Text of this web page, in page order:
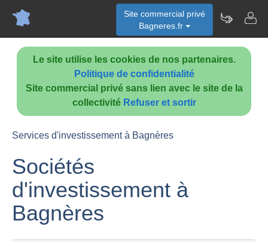
Le site utilise les cookies de nos partenaires.
Politique de confidentialité
Site commercial privé sans lien avec le site de la
collectivité Refuser et sortir
Site commercial privé
Bagneres.fr
Services d'investissement à Bagnères
Sociétés
d'investissement à
Bagnères